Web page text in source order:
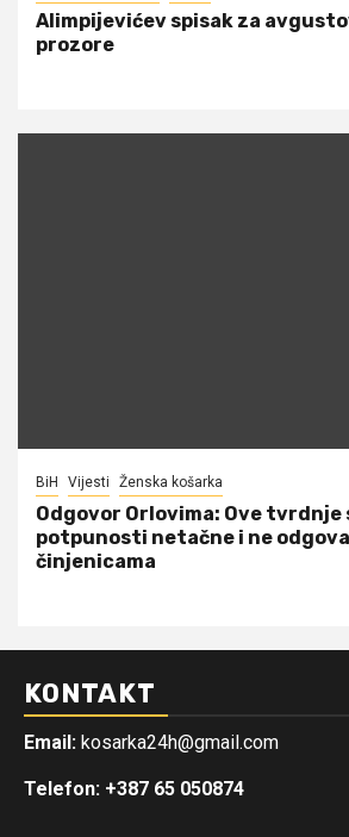
Alimpijevićev spisak za
prozore
BiH Vijesti Ženska košarka
Odgovor Orlovima: ​Ove tvrdnje
potpunosti netačne i ne
činjenicama
KONTAKT
Email: kosarka24h@gmail.com
Telefon: +387 65 050874